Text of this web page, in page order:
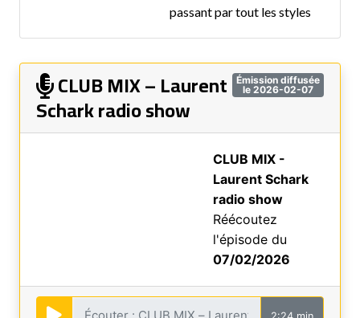
passant par tout les styles
Émission diffusée
le 2026-02-07
CLUB MIX – Laurent
Schark radio show
CLUB MIX -
Laurent Schark
radio show
Réécoutez
l'épisode du
07/02/2026
2:24 min